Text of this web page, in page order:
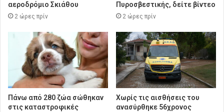
αεροδρόμιο Σκιάθου
2 ώρες πρίν
Πυροσβεστικής, δείτε βίντεο
2 ώρες πρίν
Πάνω από 280 ζώα σώθηκαν
στις καταστροφικές
Χωρίς τις αισθήσεις του
ανασύρθηκε 56χρονος